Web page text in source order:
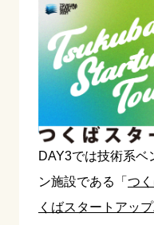
DAY3では技術系ベ
ン施設である「 つ
くばスタートアッ